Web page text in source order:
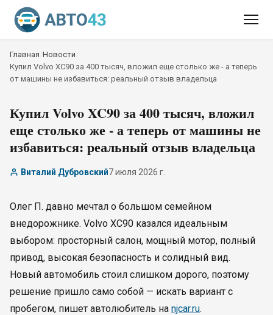
Главная Новости
Купил Volvo XC90 за 400 тысяч, вложил еще столько же - а теперь
от машины не избавиться: реальный отзыв владельца
Купил Volvo XC90 за 400 тысяч, вложил
еще столько же - а теперь от машины не
избавиться: реальный отзыв владельца
Виталий Дубровский7 июля 2026 г.
Олег П. давно мечтал о большом семейном
внедорожнике. Volvo XC90 казался идеальным
выбором: просторный салон, мощный мотор, полный
привод, высокая безопасность и солидный вид.
Новый автомобиль стоил слишком дорого, поэтому
решение пришло само собой — искать вариант с
пробегом, пишет автолюбитель на njcar.ru.